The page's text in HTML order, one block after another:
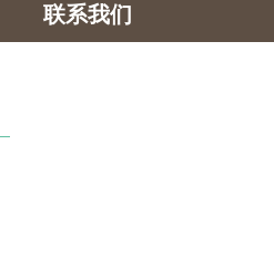
联系我们